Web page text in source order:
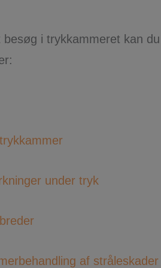
i trykkammeret kan
under tryk
af